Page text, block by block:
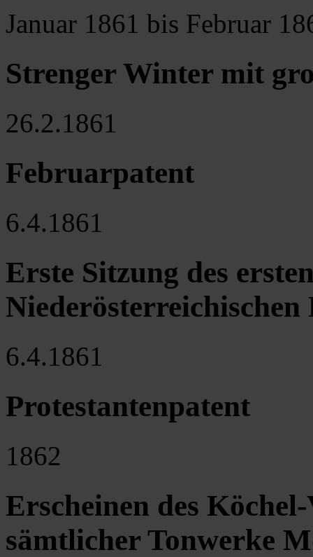
Januar 1861 bis Februar
Strenger Winter mit
26.2.1861
Februarpatent
6.4.1861
Erste Sitzung des
Niederösterreichischen
6.4.1861
Protestantenpatent
1862
Erscheinen des
sämtlicher Tonwerke